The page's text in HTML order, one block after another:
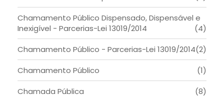
Chamamento Público Dispensado, Dispensável e
Inexigível - Parcerias-Lei 13019/2014
(4)
Chamamento Público - Parcerias-Lei 13019/2014(2)
Chamamento Público
(1)
Chamada Pública
(8)